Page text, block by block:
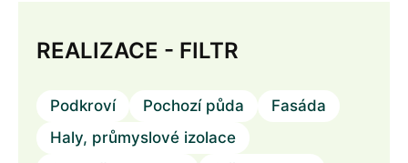
Podkroví Pochozí půda
Fasáda
Haly, průmyslové izolace